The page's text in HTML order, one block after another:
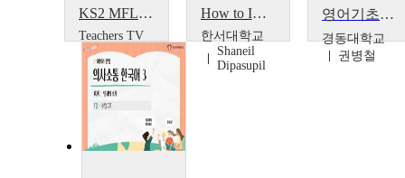
KS2 MFL: Weather Vocabulary
Teachers TV
Teachers
TV
How to Improve Your English Communication Skills: Speaking, Vocabulary and Grammar
한서대학교
Shaneil
Dipasupil
영어기초어휘
경동대학교
권병철